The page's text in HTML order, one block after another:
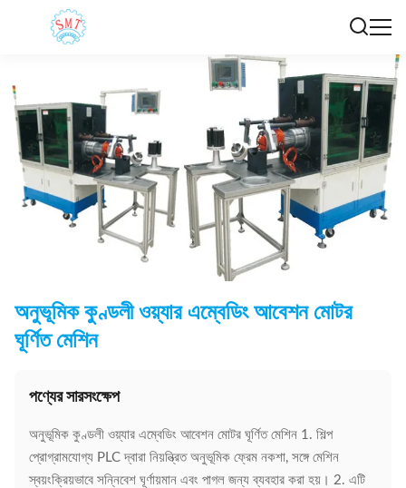
অনুভূমিক কুণ্ডলী ওয়্যার এম্বেডিং আবেশন মোটর
ঘূর্ণিত মেশিন
পণ্যের সারসংক্ষেপ
অনুভূমিক কুণ্ডলী ওয়্যার এম্বেডিং আবেশন মোটর ঘূর্ণিত মেশিন 1. শিল্প
প্রোগ্রামযোগ্য PLC দ্বারা নিয়ন্ত্রিত অনুভূমিক ফ্রেম নকশা, সঙ্গে মেশিন
স্বয়ংক্রিয়ভাবে সন্নিবেশ ঘূর্ণায়মান এবং পাগল জন্য ব্যবহার করা হয়। 2. এটি